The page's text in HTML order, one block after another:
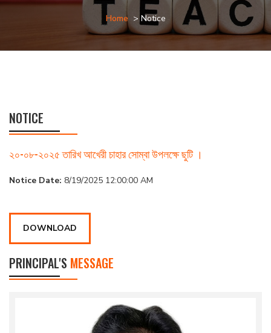
Home > Notice
NOTICE
২০-০৮-২০২৫ তারিখ আখেরী চাহার সোম্বা উপলক্ষে ছুটি ।
Notice Date: 8/19/2025 12:00:00 AM
DOWNLOAD
PRINCIPAL'S MESSAGE